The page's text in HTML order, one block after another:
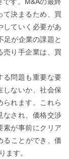
て決まるため、買
していく必要があ
足が企業の課題と
売り手企業は、買
る問題も重要な要
しないか、社会保
れます。これら
なされ、価格交渉
素が事前にクリア
ることができ、価
ます。